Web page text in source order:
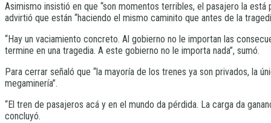
Asimismo insistió en que “son momentos terribles, el pasajero la está
advirtió que están “haciendo el mismo caminito que antes de la
“Hay un vaciamiento concreto. Al gobierno no le importan las
termine en una tragedia. A este gobierno no le importa nada”, sumó.
Para cerrar señaló que “la mayoría de los trenes ya son privados, la
megaminería”.
“El tren de pasajeros acá y en el mundo da pérdida. La carga da
concluyó.